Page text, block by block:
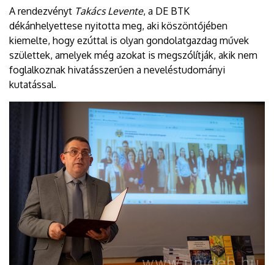
A rendezvényt Takács Levente, a DE BTK
dékánhelyettese nyitotta meg, aki köszöntőjében
kiemelte, hogy ezúttal is olyan gondolatgazdag művek
születtek, amelyek még azokat is megszólítják, akik nem
foglalkoznak hivatásszerűen a neveléstudományi
kutatással.